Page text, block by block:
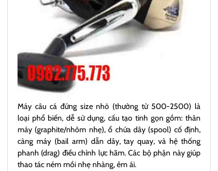
Máy câu cá đứng size nhỏ (thường từ 500-2500) là
loại phổ biến, dễ sử dụng, cấu tạo tinh gọn gồm: thân
máy (graphite/nhôm nhẹ), ổ chứa dây (spool) cố định,
càng máy (bail arm) dẫn dây, tay quay, và hệ thống
phanh (drag) điều chỉnh lực hãm. Các bộ phận này giúp
thao tác ném mồi nhẹ nhàng, êm ái.